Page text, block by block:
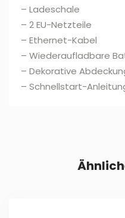
– Ladeschale
– 2 EU-Netzteile
– Ethernet-Kabel
– Wiederaufladbare
– Dekorative
– Schnellstart-